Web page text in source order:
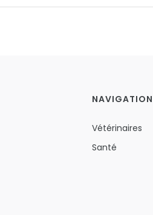
NAVIGATION
Vétérinaires
Santé